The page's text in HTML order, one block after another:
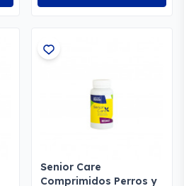
Senior Care
Comprimidos Perros y